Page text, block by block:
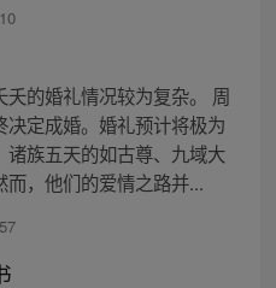
的婚礼情况较为复杂。 周
定成婚。婚礼预计将极为
族五天的如古尊、九域大
，他们的爱情之路并...